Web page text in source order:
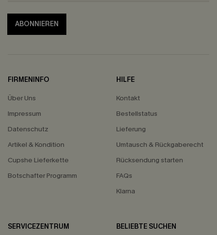
ABONNIEREN
FIRMENINFO
Über Uns
Impressum
Datenschutz
Artikel & Kondition
Cupshe Lieferkette
Botschafter Programm
HILFE
Kontakt
Bestellstatus
Lieferung
Umtausch & Rückgaberecht
Rücksendung starten
FAQs
Klarna
SERVICEZENTRUM
BELIEBTE SUCHEN